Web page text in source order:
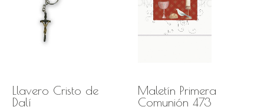
Llavero Cristo de
Dalí
Maletín Primera
Comunión 473